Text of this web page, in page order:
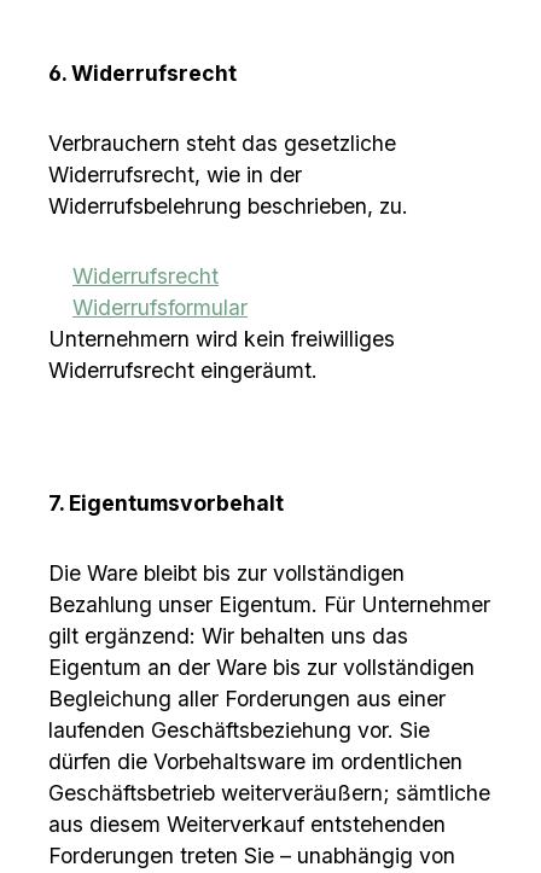
6. Widerrufsrecht
Verbrauchern steht das gesetzliche
Widerrufsrecht, wie in der
Widerrufsbelehrung beschrieben, zu.
Widerrufsrecht
Widerrufsformular
Unternehmern wird kein freiwilliges
Widerrufsrecht eingeräumt.
7. Eigentumsvorbehalt
Die Ware bleibt bis zur vollständigen
Bezahlung unser Eigentum. Für Unternehmer
gilt ergänzend: Wir behalten uns das
Eigentum an der Ware bis zur vollständigen
Begleichung aller Forderungen aus einer
laufenden Geschäftsbeziehung vor. Sie
dürfen die Vorbehaltsware im ordentlichen
Geschäftsbetrieb weiterveräußern; sämtliche
aus diesem Weiterverkauf entstehenden
Forderungen treten Sie – unabhängig von